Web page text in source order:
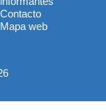
del
Contacto
Mapa web